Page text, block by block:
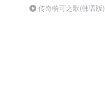
传奇萌可之歌(韩语版)